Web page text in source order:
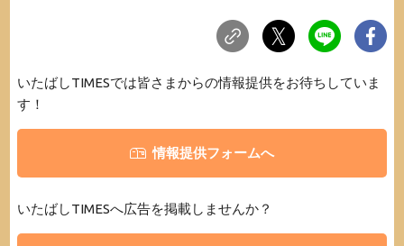
いたばしTIMESでは皆さまからの情報提供をお待ちしていま
す！
情報提供フォームへ
いたばしTIMESへ広告を掲載しませんか？